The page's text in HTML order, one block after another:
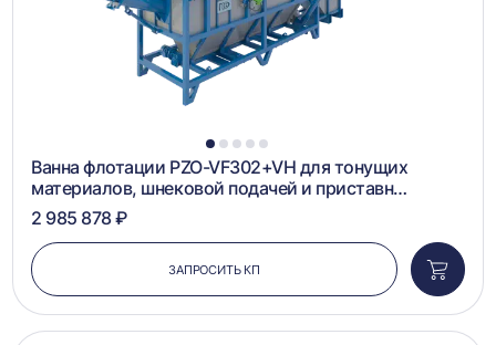
1 2 3 4 5
Ванна флотации PZO-VF302+VH для тонущих
материалов, шнековой подачей и приставн…
2 985 878 ₽
ЗАПРОСИТЬ КП
в